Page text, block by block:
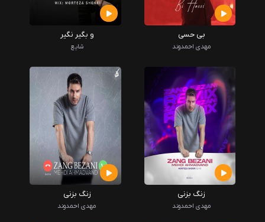
بی حسی
مهدی احمدوند
و بگیر نگیر
شایع
زنگ بزنی
مهدی احمدوند
زنگ بزنی
مهدی احمدوند